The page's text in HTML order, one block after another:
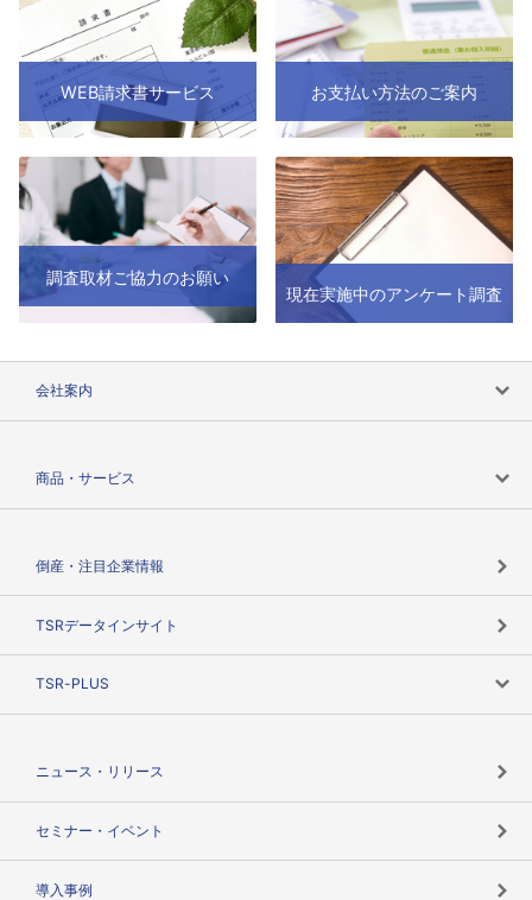
WEB請求書サービス お支払い方法のご案内
調査取材ご協力のお願い
現在実施中のアンケート調査
会社案内
商品・サービス
倒産・注目企業情報
TSRデータインサイト
TSR-PLUS
ニュース・リリース
セミナー・イベント
導入事例